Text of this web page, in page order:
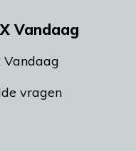
Vandaag
Vandaag
vragen